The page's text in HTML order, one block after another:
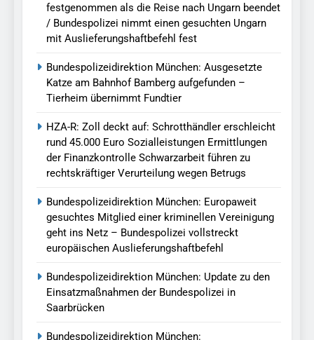
festgenommen als die Reise nach Ungarn beendet
/ Bundespolizei nimmt einen gesuchten Ungarn
mit Auslieferungshaftbefehl fest
Bundespolizeidirektion München: Ausgesetzte
Katze am Bahnhof Bamberg aufgefunden –
Tierheim übernimmt Fundtier
HZA-R: Zoll deckt auf: Schrotthändler erschleicht
rund 45.000 Euro Sozialleistungen Ermittlungen
der Finanzkontrolle Schwarzarbeit führen zu
rechtskräftiger Verurteilung wegen Betrugs
Bundespolizeidirektion München: Europaweit
gesuchtes Mitglied einer kriminellen Vereinigung
geht ins Netz – Bundespolizei vollstreckt
europäischen Auslieferungshaftbefehl
Bundespolizeidirektion München: Update zu den
Einsatzmaßnahmen der Bundespolizei in
Saarbrücken
Bundespolizeidirektion München: